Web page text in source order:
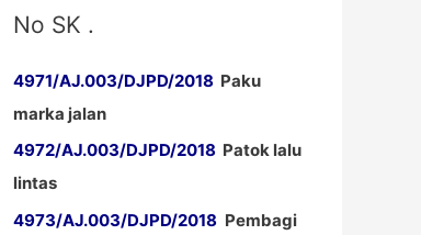
No SK .
4971/AJ.003/DJPD/2018 Paku
marka jalan
4972/AJ.003/DJPD/2018 Patok lalu
lintas
4973/AJ.003/DJPD/2018 Pembagi